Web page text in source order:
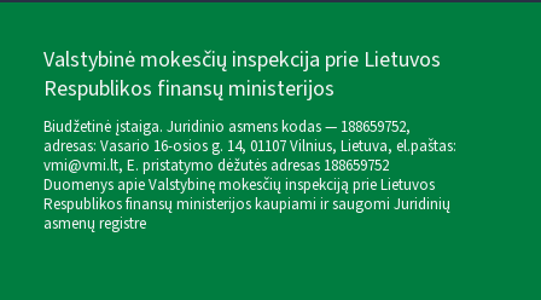
Valstybinė mokesčių inspekcija prie Lietuvos
Respublikos finansų ministerijos
Biudžetinė įstaiga. Juridinio asmens kodas — 188659752,
adresas: Vasario 16-osios g. 14, 01107 Vilnius, Lietuva, el.paštas:
vmi@vmi.lt, E. pristatymo dėžutės adresas 188659752
Duomenys apie Valstybinę mokesčių inspekciją prie Lietuvos
Respublikos finansų ministerijos kaupiami ir saugomi Juridinių
asmenų registre